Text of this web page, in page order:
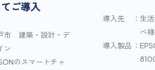
ご導入
市 建築・設計・デ
ン
のスマートチャ
導入先
生
べ様
導入製品